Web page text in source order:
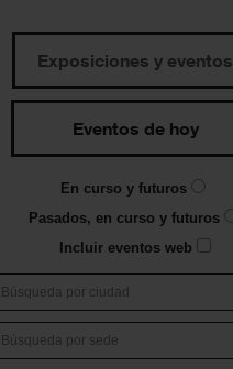
Exposiciones y eventos
Eventos de hoy
En curso y futuros
Pasados, en curso y futuros
Incluir eventos web